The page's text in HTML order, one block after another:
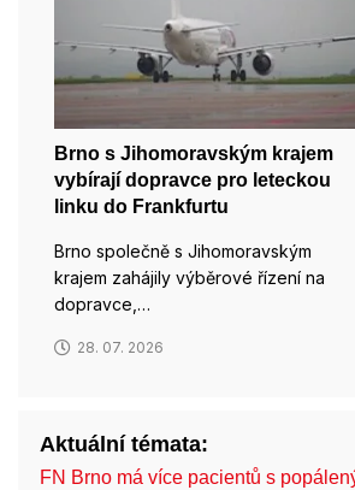
Brno s Jihomoravským krajem
vybírají dopravce pro leteckou
linku do Frankfurtu
Brno společně s Jihomoravským
krajem zahájily výběrové řízení na
dopravce,…
28. 07. 2026
Aktuální témata:
FN Brno má více pacientů s